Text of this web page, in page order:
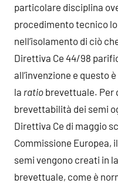
particolare disciplina
procedimento tecnico
nell’isolamento di ciò
Direttiva Ce 44/98
all’invenzione e questo
la ratio brevettuale. Per
brevettabilità dei semi
Direttiva Ce di maggio
Commissione Europea,
semi vengono creati in
brevettuale, come è